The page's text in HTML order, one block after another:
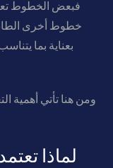
فبعض الخطوط
خطوط أخرى
بعناية بما
ومن هنا تأتي أهمية
لماذا